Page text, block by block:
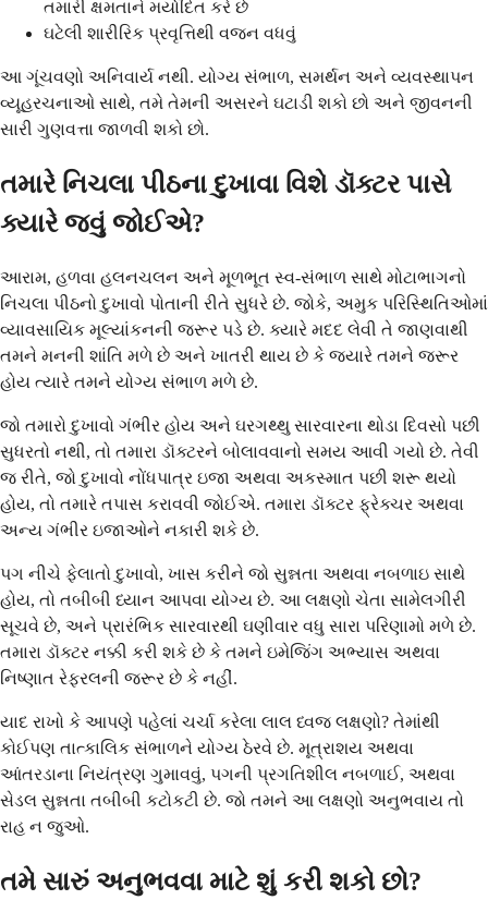
તમારી ક્ષમતાને મર્યાદિત કરે છે
ઘટેલી શારીરિક પ્રવૃત્તિથી વજન વધવું
આ ગૂંચવણો અનિવાર્ય નથી. યોગ્ય સંભાળ, સમર્થન અને વ્યવસ્થાપન
વ્યૂહરચનાઓ સાથે, તમે તેમની અસરને ઘટાડી શકો છો અને જીવનની
સારી ગુણવત્તા જાળવી શકો છો.
તમારે નિચલા પીઠના દુખાવા વિશે ડૉક્ટર પાસે
ક્યારે જવું જોઈએ?
આરામ, હળવા હલનચલન અને મૂળભૂત સ્વ-સંભાળ સાથે મોટાભાગનો
નિચલા પીઠનો દુખાવો પોતાની રીતે સુધરે છે. જોકે, અમુક પરિસ્થિતિઓમાં
વ્યાવસાયિક મૂલ્યાંકનની જરૂર પડે છે. ક્યારે મદદ લેવી તે જાણવાથી
તમને મનની શાંતિ મળે છે અને ખાતરી થાય છે કે જ્યારે તમને જરૂર
હોય ત્યારે તમને યોગ્ય સંભાળ મળે છે.
જો તમારો દુખાવો ગંભીર હોય અને ઘરગથ્થુ સારવારના થોડા દિવસો પછી
સુધરતો નથી, તો તમારા ડૉક્ટરને બોલાવવાનો સમય આવી ગયો છે. તેવી
જ રીતે, જો દુખાવો નોંધપાત્ર ઇજા અથવા અકસ્માત પછી શરૂ થયો
હોય, તો તમારે તપાસ કરાવવી જોઈએ. તમારા ડૉક્ટર ફ્રેક્ચર અથવા
અન્ય ગંભીર ઇજાઓને નકારી શકે છે.
પગ નીચે ફેલાતો દુખાવો, ખાસ કરીને જો સુન્નતા અથવા નબળાઇ સાથે
હોય, તો તબીબી ધ્યાન આપવા યોગ્ય છે. આ લક્ષણો ચેતા સામેલગીરી
સૂચવે છે, અને પ્રારંભિક સારવારથી ઘણીવાર વધુ સારા પરિણામો મળે છે.
તમારા ડૉક્ટર નક્કી કરી શકે છે કે તમને ઇમેજિંગ અભ્યાસ અથવા
નિષ્ણાત રેફરલની જરૂર છે કે નહીં.
યાદ રાખો કે આપણે પહેલાં ચર્ચા કરેલા લાલ ધ્વજ લક્ષણો? તેમાંથી
કોઈપણ તાત્કાલિક સંભાળને યોગ્ય ઠેરવે છે. મૂત્રાશય અથવા
આંતરડાના નિયંત્રણ ગુમાવવું, પગની પ્રગતિશીલ નબળાઈ, અથવા
સેડલ સુન્નતા તબીબી કટોકટી છે. જો તમને આ લક્ષણો અનુભવાય તો
રાહ ન જુઓ.
તમે સારું અનુભવવા માટે શું કરી શકો છો?